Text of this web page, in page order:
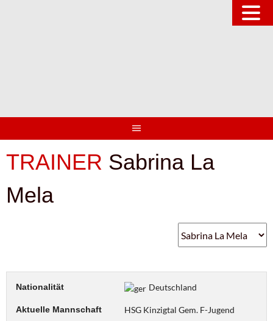
TRAINER Sabrina La
Mela
Nationalität Deutschland
Aktuelle Mannschaft HSG Kinzigtal Gem. F-Jugend